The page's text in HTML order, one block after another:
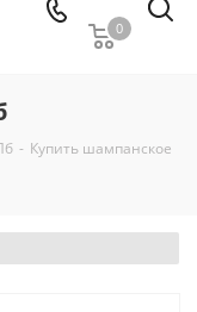
0
- Купить шампанское